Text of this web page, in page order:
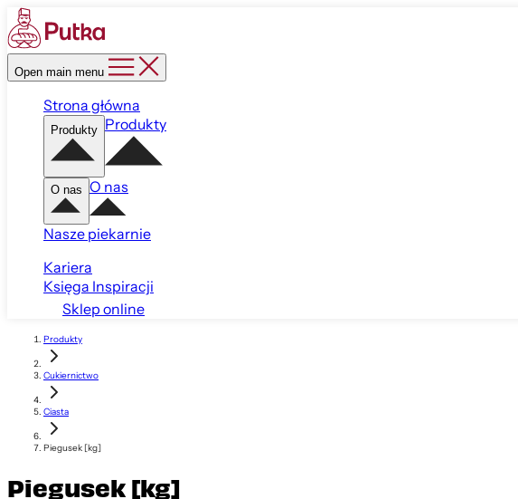
Open main menu
Strona główna
Produkty Produkty
O nas O nas
Nasze piekarnie
Kariera
Księga Inspiracji
Sklep online
Produkty
Cukiernictwo
Ciasta
Piegusek [kg]
Piegusek [kg]